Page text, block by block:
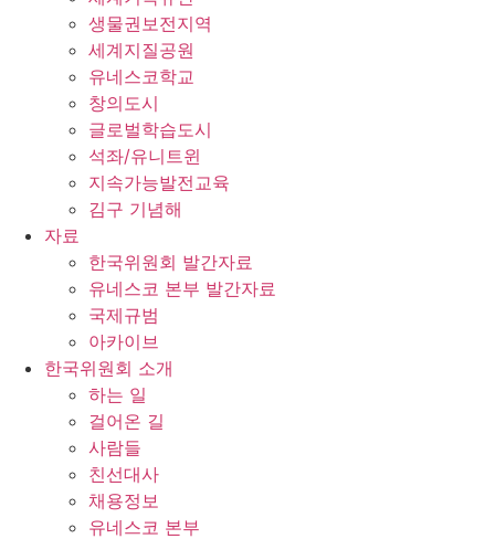
생물권보전지역
세계지질공원
유네스코학교
창의도시
글로벌학습도시
석좌/유니트윈
지속가능발전교육
김구 기념해
자료
한국위원회 발간자료
유네스코 본부 발간자료
국제규범
아카이브
한국위원회 소개
하는 일
걸어온 길
사람들
친선대사
채용정보
유네스코 본부